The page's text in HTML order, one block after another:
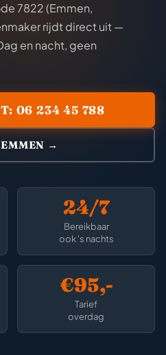
7822 (Emmen,
rijdt direct uit —
en nacht, geen
06 234 45 788
→
24/7
Bereikbaar
ook 's nachts
€95,-
Tarief
overdag